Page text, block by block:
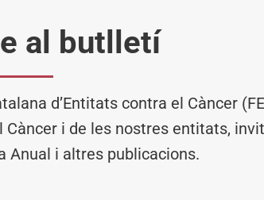
al butlletí
d’Entitats contra el Càncer
Càncer i de les nostres entitats,
Anual i altres publicacions.